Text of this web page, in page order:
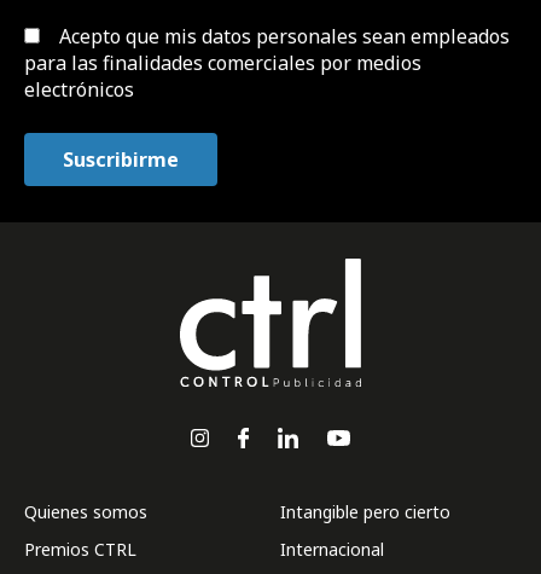
Acepto que mis datos personales sean empleados
para las finalidades comerciales por medios
electrónicos
Quienes somos
Premios CTRL
Intangible pero cierto
Internacional